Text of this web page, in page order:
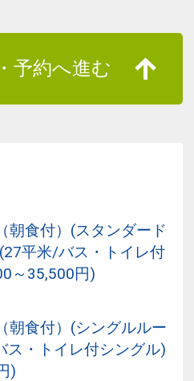
予約へ進む
朝食付）(スタンダード
平米/バス・トイレ付
～35,500円)
朝食付）(シングルルー
ス・トイレ付シングル)
)